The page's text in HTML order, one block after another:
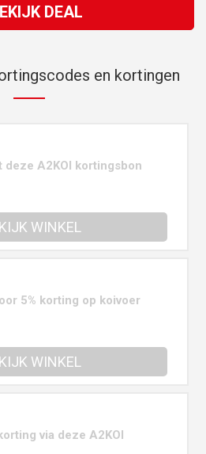
DEAL
en kortingen
deze A2KOI kortingsbon
WINKEL
5% korting op koivoer
WINKEL
via deze A2KOI